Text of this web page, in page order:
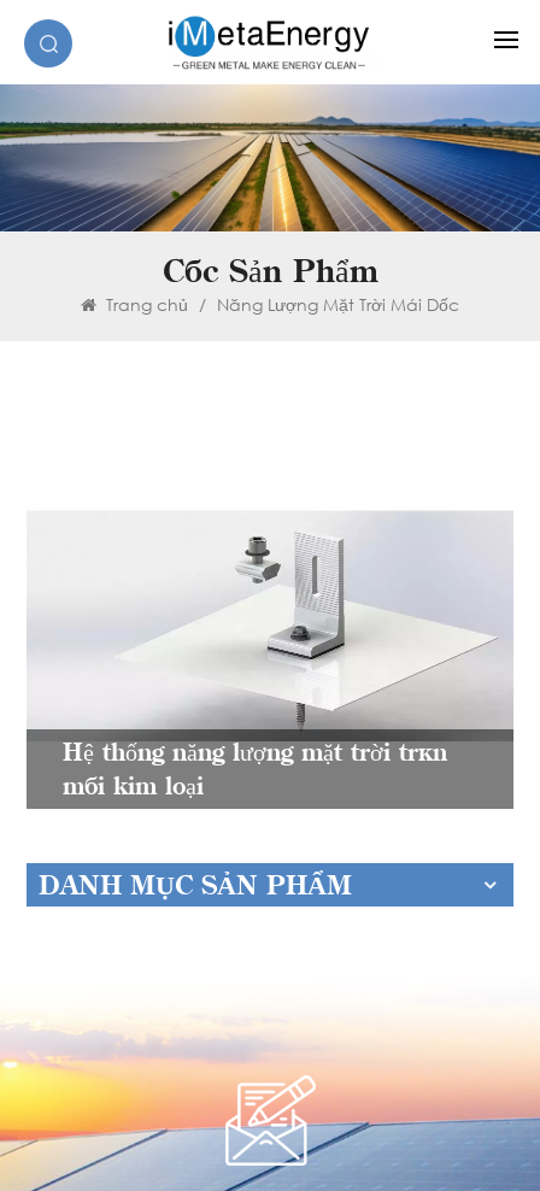
Các Sản Phẩm
Trang chủ / Năng Lượng Mặt Trời Mái Dốc
Hệ thống năng lượng mặt trời trên
mái kim loại
DANH MỤC SẢN PHẨM